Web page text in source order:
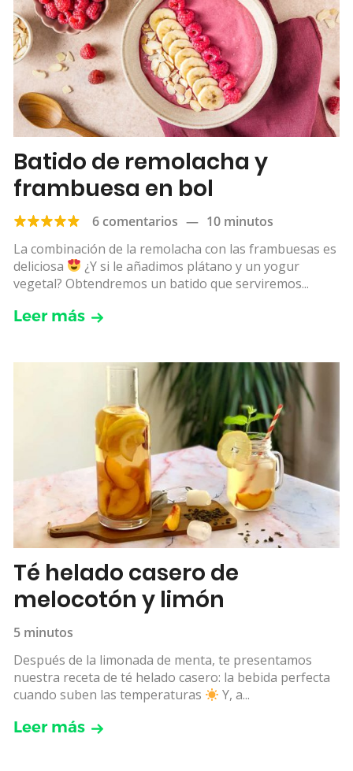
Batido de remolacha y
frambuesa en bol
6 comentarios — 10 minutos
La combinación de la remolacha con las frambuesas es
deliciosa
¿Y si le añadimos plátano y un yogur
vegetal? Obtendremos un batido que serviremos...
Leer más
Té helado casero de
melocotón y limón
5 minutos
Después de la limonada de menta, te presentamos
nuestra receta de té helado casero: la bebida perfecta
cuando suben las temperaturas
Y, a...
Leer más